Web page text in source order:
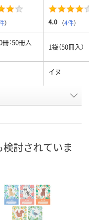
） 4.0 （4件）
冊：50冊入
1袋（50冊入）
イヌ
） 8月8日（土）
カゴへ
数量
討されていま